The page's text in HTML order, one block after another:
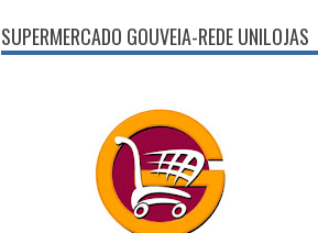
SUPERMERCADO GOUVEIA-REDE UNILOJAS